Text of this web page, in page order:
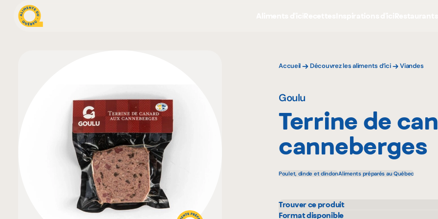
Accueil Découvrez les aliments d’ici Viandes
Goulu
Terrine de
canneberges
Poulet, dinde et dindonAliments préparés au Québec
Trouver ce produit
IGA
Format disponible